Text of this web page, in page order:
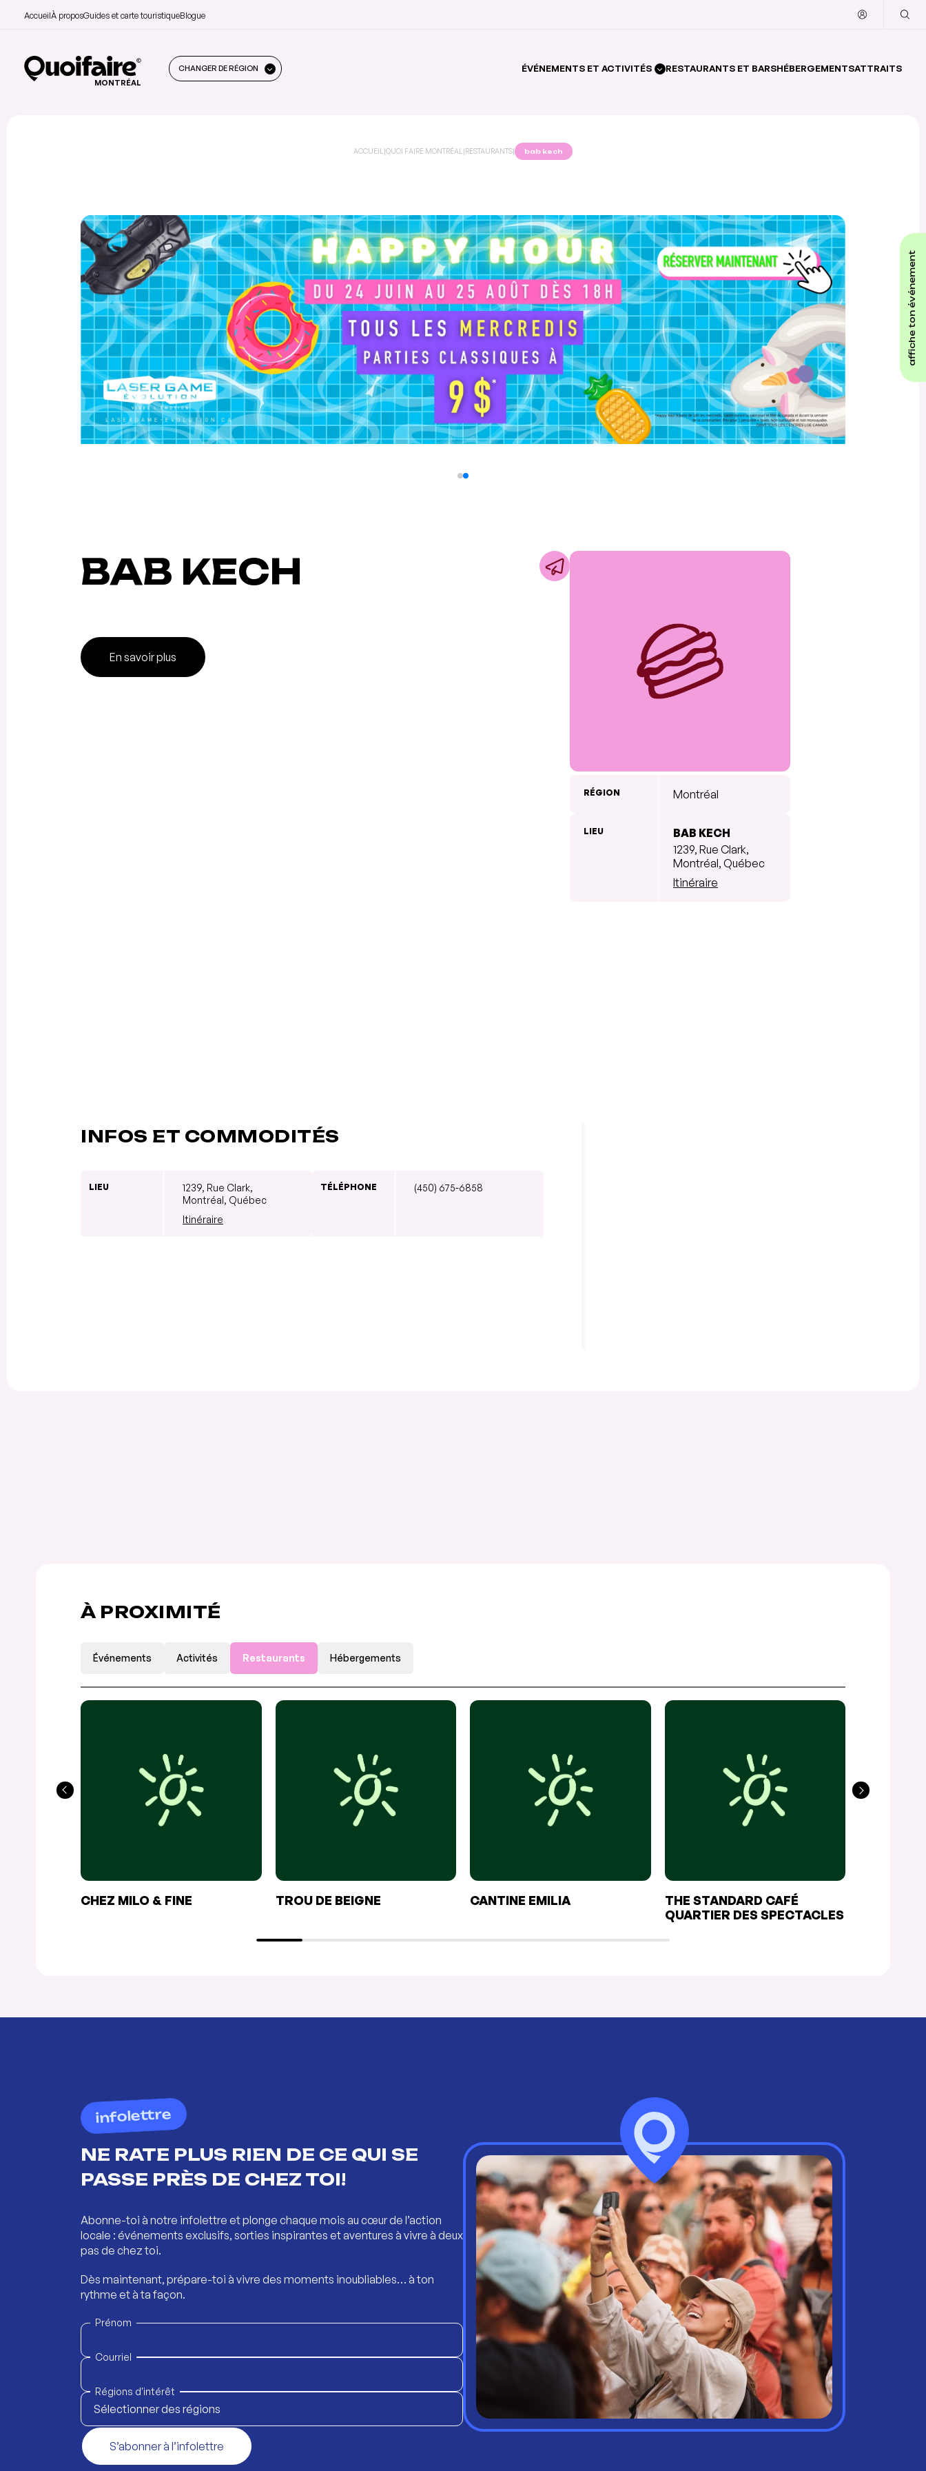
AccueilÀ proposGuides et carte touristiqueBlogue
MONTRÉAL
CHANGER DE RÉGION ÉVÉNEMENTS ET ACTIVITÉS RESTAURANTS ET BARSHÉBERGEMENTSATTRAITS
affiche ton événement
ACCUEIL |QUOI FAIRE MONTRÉAL |RESTAURANTS| bab kech
BAB KECH
En savoir plus
RÉGION Montréal
LIEU
BAB KECH
1239, Rue Clark,
Montréal, Québec
Itinéraire
INFOS ET COMMODITÉS
LIEU
1239, Rue Clark,
Montréal, Québec
Itinéraire
TÉLÉPHONE (450) 675-6858
À PROXIMITÉ
Événements Activités Restaurants Hébergements
CHEZ MILO & FINE TROU DE BEIGNE CANTINE EMILIA
THE STANDARD CAFÉ
QUARTIER DES SPECTACLES
infolettre
NE RATE PLUS RIEN DE CE QUI SE
PASSE PRÈS DE CHEZ TOI!
Abonne-toi à notre infolettre et plonge chaque mois au cœur de l’action
locale : événements exclusifs, sorties inspirantes et aventures à vivre à deux
pas de chez toi.
Dès maintenant, prépare-toi à vivre des moments inoubliables… à ton
rythme et à ta façon.
Prénom
Courriel
Régions d'intérêt
Sélectionner des régions
S’abonner à l’infolettre